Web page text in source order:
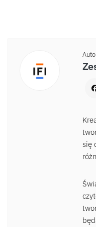
się